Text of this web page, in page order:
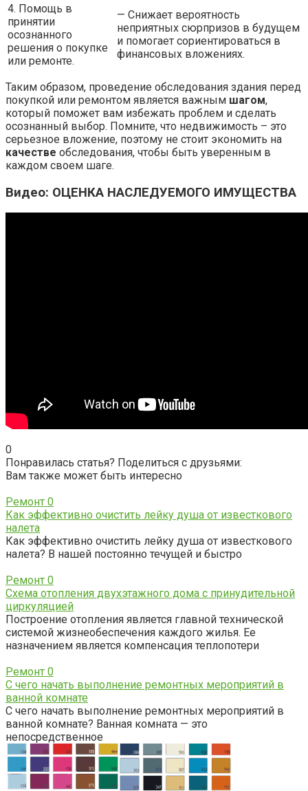
4. Помощь в
принятии
осознанного
решения о покупке
или ремонте.
— Снижает вероятность
неприятных сюрпризов в будущем
и помогает сориентироваться в
финансовых вложениях.
Таким образом, проведение обследования здания перед
покупкой или ремонтом является важным шагом,
который поможет вам избежать проблем и сделать
осознанный выбор. Помните, что недвижимость – это
серьезное вложение, поэтому не стоит экономить на
качестве обследования, чтобы быть уверенным в
каждом своем шаге.
Видео: ОЦЕНКА НАСЛЕДУЕМОГО ИМУЩЕСТВА
0
Понравилась статья? Поделиться с друзьями:
Вам также может быть интересно
Ремонт 0
Как эффективно очистить лейку душа от известкового
налета
Как эффективно очистить лейку душа от известкового
налета? В нашей постоянно течущей и быстро
Ремонт 0
Схема отопления двухэтажного дома с принудительной
циркуляцией
Построение отопления является главной технической
системой жизнеобеспечения каждого жилья. Ее
назначением является компенсация теплопотери
Ремонт 0
С чего начать выполнение ремонтных мероприятий в
ванной комнате
С чего начать выполнение ремонтных мероприятий в
ванной комнате? Ванная комната — это
непосредственное